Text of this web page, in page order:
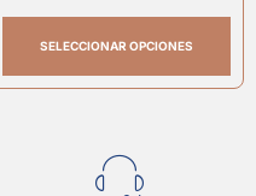
SELECCIONAR OPCIONES